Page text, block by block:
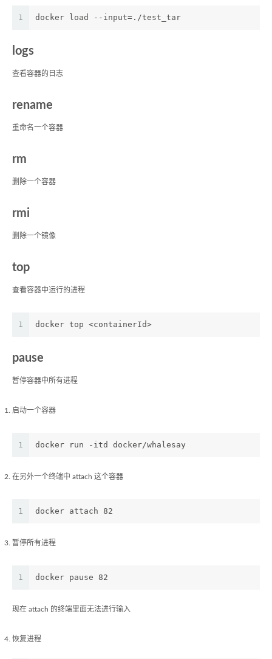
1 docker load --input=./test_tar
logs
查看容器的日志
rename
重命名一个容器
rm
删除一个容器
rmi
删除一个镜像
top
查看容器中运行的进程
1 docker top <containerId>
pause
暂停容器中所有进程
启动一个容器
1 docker run -itd docker/whalesay
在另外一个终端中 attach 这个容器
1 docker attach 82
暂停所有进程
1 docker pause 82
现在 attach 的终端里面无法进行输入
恢复进程